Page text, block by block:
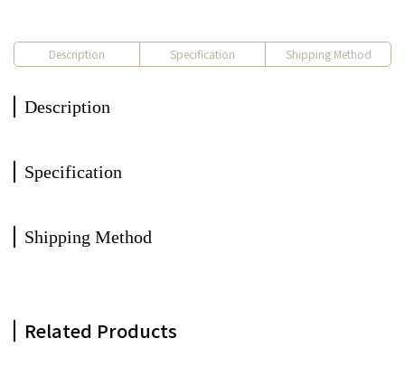
Description Specification Shipping Method
Description
Specification
Shipping Method
Related Products